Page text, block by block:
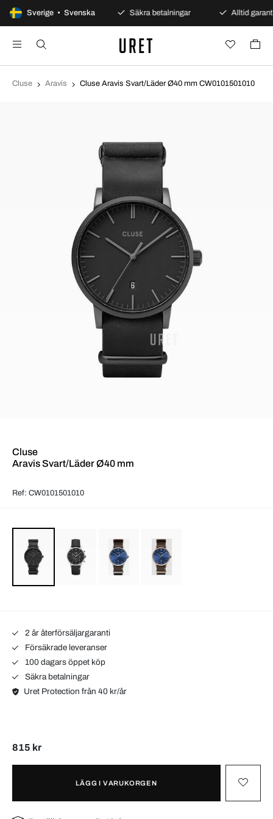
Sverige • Svenska
100 dagars öppet köp Säkra betalningar Alltid garanti
Cluse Aravis Cluse Aravis Svart/Läder Ø40 mm CW0101501010
Cluse
Aravis Svart/Läder Ø40 mm
Ref: CW0101501010
2 år återförsäljargaranti
Försäkrade leveranser
100 dagars öppet köp
Säkra betalningar
Uret Protection från 40 kr/år
815 kr
LÄGG I VARUKORGEN